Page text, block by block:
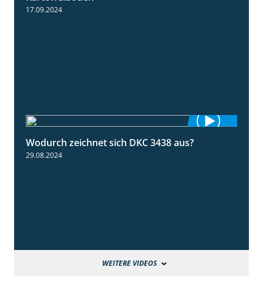
17.09.2024
Wodurch zeichnet sich DKC 3438 aus?
29.08.2024
WEITERE VIDEOS